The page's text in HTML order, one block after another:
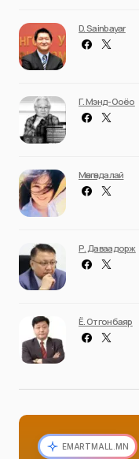
D. Sainbayar
Г. Мэнд-Ооёо
Мөнгөндалай
Р. Даваадорж
Ё. Отгонбаяр
EMARTMALL.MN